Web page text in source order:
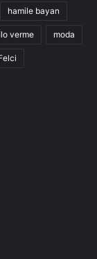
hamile bayan
verme moda